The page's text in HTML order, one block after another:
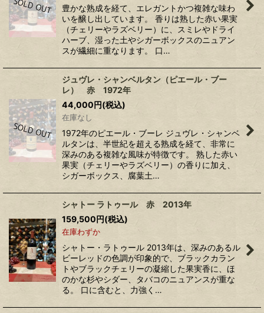
豊かな熟成を経て、エレガントかつ複雑な味わ
いを醸し出しています。 香りは熟した赤い果実
（チェリーやラズベリー）に、スミレやドライ
ハーブ、湿った土やシガーボックスのニュアン
スが繊細に重なります。 口…
ジュヴレ・シャンベルタン（ピエール・ブー
レ） 赤 1972年
44,000円(税込)
在庫なし
1972年のピエール・ブーレ ジュヴレ・シャンベ
ルタンは、半世紀を超える熟成を経て、非常に
深みのある複雑な風味が特徴です。 熟した赤い
果実（チェリーやラズベリー）の香りに加え、
シガーボックス、腐葉土…
シャトー ラトゥール 赤 2013年
159,500円(税込)
在庫わずか
シャトー・ラトゥール 2013年は、深みのあるル
ビーレッドの色調が印象的で、ブラックカラン
トやブラックチェリーの凝縮した果実香に、ほ
のかな杉やシダー、タバコのニュアンスが重な
る。 口に含むと、力強く…